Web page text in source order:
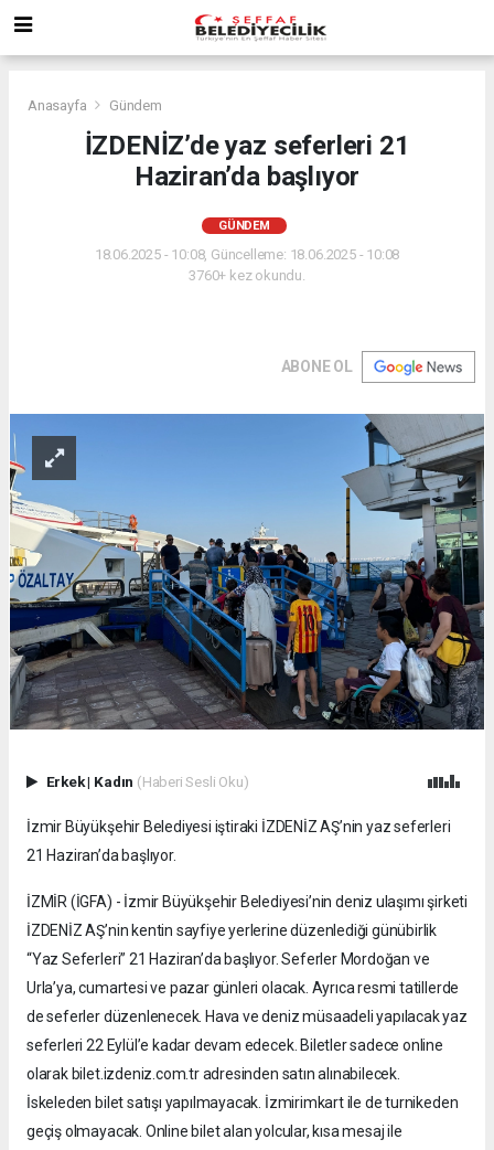
Anasayfa Gündem
İZDENİZ’de yaz seferleri 21
Haziran’da başlıyor
GÜNDEM
18.06.2025 - 10:08, Güncelleme: 18.06.2025 - 10:08
3760+ kez okundu.
ABONE OL
Erkek| Kadın (Haberi Sesli Oku)
İzmir Büyükşehir Belediyesi iştiraki İZDENİZ AŞ’nin yaz seferleri
21 Haziran’da başlıyor.
İZMİR (İGFA) - İzmir Büyükşehir Belediyesi’nin deniz ulaşımı şirketi
İZDENİZ AŞ’nin kentin sayfiye yerlerine düzenlediği günübirlik
“Yaz Seferleri” 21 Haziran’da başlıyor. Seferler Mordoğan ve
Urla’ya, cumartesi ve pazar günleri olacak. Ayrıca resmi tatillerde
de seferler düzenlenecek. Hava ve deniz müsaadeli yapılacak yaz
seferleri 22 Eylül’e kadar devam edecek. Biletler sadece online
olarak bilet.izdeniz.com.tr adresinden satın alınabilecek.
İskeleden bilet satışı yapılmayacak. İzmirimkart ile de turnikeden
geçiş olmayacak. Online bilet alan yolcular, kısa mesaj ile